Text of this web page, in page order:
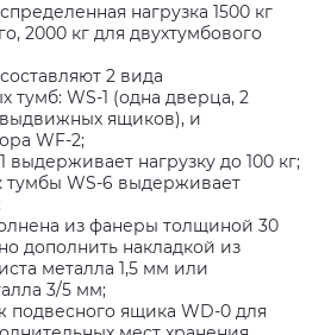
нагрузка 1500 кг
2000 кг для двухтумбового
2 вида
тумб: WS-1 (одна дверца, 2
ящиков), и
WF-2;
выдерживает нагрузку до 100 кг;
WS-6 выдерживает
из фанеры толщиной 30
дополнить накладкой из
металла 1,5 мм или
3/5 мм;
подвесного ящика WD-0 для